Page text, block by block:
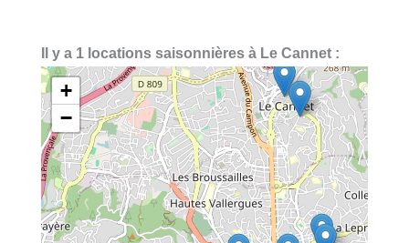
Il y a 1 locations saisonnières à Le Cannet :
+
−